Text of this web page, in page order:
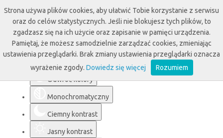
Ułatwienia dostępu
Odwróć kolory
Monochromatyczny
Ciemny kontrast
Jasny kontrast
Strona używa plików cookies, aby ułatwić Tobie korzystanie z serwisu
oraz do celów statystycznych. Jeśli nie blokujesz tych plików, to
zgadzasz się na ich użycie oraz zapisanie w pamięci urządzenia.
Pamiętaj, że możesz samodzielnie zarządzać cookies, zmieniając
ustawienia przeglądarki. Brak zmiany ustawienia przeglądarki oznacza
wyrażenie zgody. Dowiedz się więcej Rozumiem